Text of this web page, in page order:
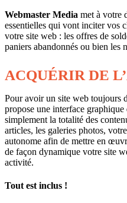
Webmaster Media met à votre
essentielles qui vont inciter vos
votre site web : les offres de
paniers abandonnés ou bien les
ACQUÉRIR DE
Pour avoir un site web toujours
propose une interface
simplement la totalité des
articles, les galeries photos,
autonome afin de mettre en
de façon dynamique votre site
activité.
Tout est inclus !